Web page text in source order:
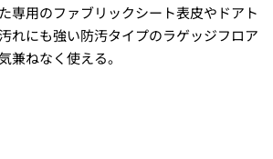
専用のファブリックシート表皮やドアト
れにも強い防汚タイプのラゲッジフロア
兼ねなく使える。